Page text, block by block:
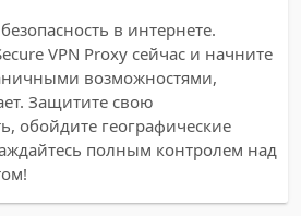
в интернете.
VPN Proxy сейчас и начните
возможностями,
Защитите свою
обойдите географические
полным контролем над